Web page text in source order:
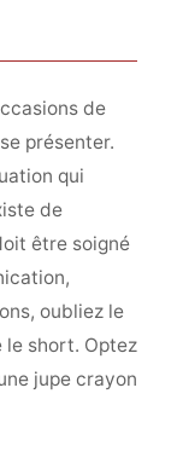
de
présenter.
qui
de
être soigné
oubliez le
le short. Optez
jupe crayon